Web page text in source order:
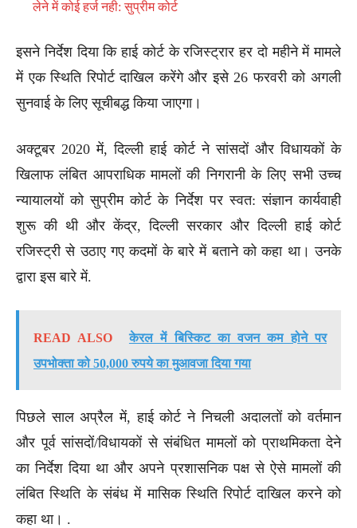
लेने में कोई हर्ज नही: सुप्रीम कोर्ट
इसने निर्देश दिया कि हाई कोर्ट के रजिस्ट्रार हर दो महीने में मामले
में एक स्थिति रिपोर्ट दाखिल करेंगे और इसे 26 फरवरी को अगली
सुनवाई के लिए सूचीबद्ध किया जाएगा।
अक्टूबर 2020 में, दिल्ली हाई कोर्ट ने सांसदों और विधायकों के
खिलाफ लंबित आपराधिक मामलों की निगरानी के लिए सभी उच्च
न्यायालयों को सुप्रीम कोर्ट के निर्देश पर स्वत: संज्ञान कार्यवाही
शुरू की थी और केंद्र, दिल्ली सरकार और दिल्ली हाई कोर्ट
रजिस्ट्री से उठाए गए कदमों के बारे में बताने को कहा था। उनके
द्वारा इस बारे में.
READ ALSO
केरल में बिस्किट का वजन कम होने पर
उपभोक्ता को 50,000 रुपये का मुआवजा दिया गया
पिछले साल अप्रैल में, हाई कोर्ट ने निचली अदालतों को वर्तमान
और पूर्व सांसदों/विधायकों से संबंधित मामलों को प्राथमिकता देने
का निर्देश दिया था और अपने प्रशासनिक पक्ष से ऐसे मामलों की
लंबित स्थिति के संबंध में मासिक स्थिति रिपोर्ट दाखिल करने को
कहा था। .